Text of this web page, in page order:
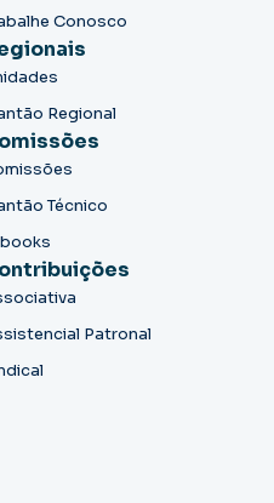
Conosco
Regional
Técnico
Patronal